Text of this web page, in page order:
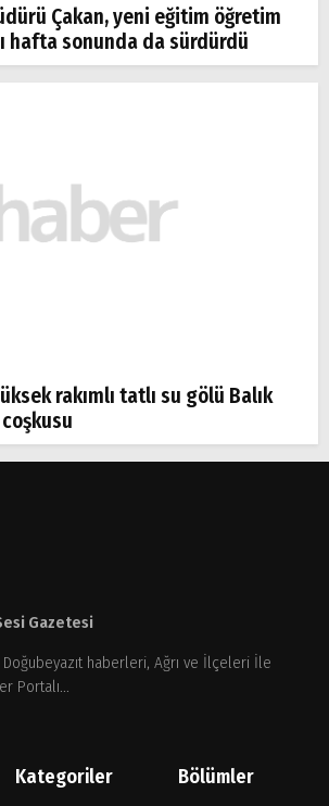
Çakan, yeni eğitim öğretim
hafta sonunda da sürdürdü
rakımlı tatlı su gölü Balık
Gazetesi
haberleri, Ağrı ve İlçeleri İle
Portalı...
Kategoriler Bölümler